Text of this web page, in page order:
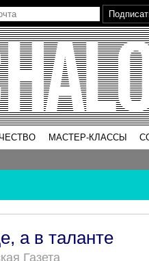
МАСТЕР-КЛАССЫ
а в таланте
Газета